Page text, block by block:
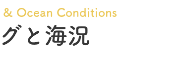
& Ocean Conditions
と海況